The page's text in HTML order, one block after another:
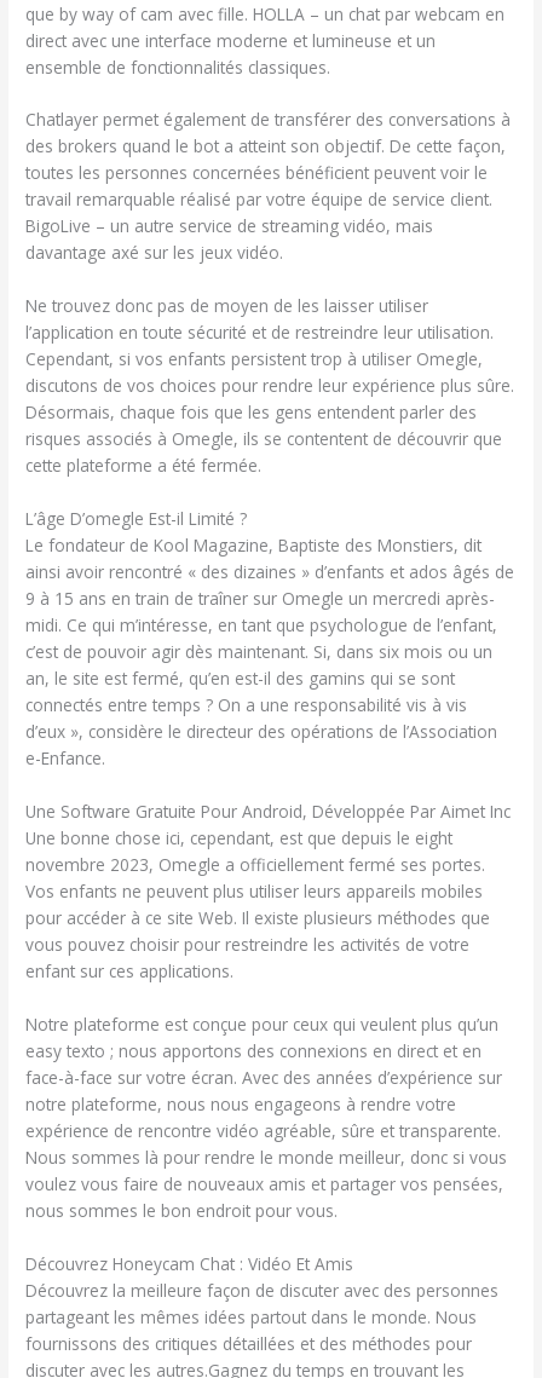
que by way of cam avec fille. HOLLA – un chat par webcam en
direct avec une interface moderne et lumineuse et un
ensemble de fonctionnalités classiques.
Chatlayer permet également de transférer des conversations à
des brokers quand le bot a atteint son objectif. De cette façon,
toutes les personnes concernées bénéficient peuvent voir le
travail remarquable réalisé par votre équipe de service client.
BigoLive – un autre service de streaming vidéo, mais
davantage axé sur les jeux vidéo.
Ne trouvez donc pas de moyen de les laisser utiliser
l’application en toute sécurité et de restreindre leur utilisation.
Cependant, si vos enfants persistent trop à utiliser Omegle,
discutons de vos choices pour rendre leur expérience plus sûre.
Désormais, chaque fois que les gens entendent parler des
risques associés à Omegle, ils se contentent de découvrir que
cette plateforme a été fermée.
L’âge D’omegle Est-il Limité ?
Le fondateur de Kool Magazine, Baptiste des Monstiers, dit
ainsi avoir rencontré « des dizaines » d’enfants et ados âgés de
9 à 15 ans en train de traîner sur Omegle un mercredi après-
midi. Ce qui m’intéresse, en tant que psychologue de l’enfant,
c’est de pouvoir agir dès maintenant. Si, dans six mois ou un
an, le site est fermé, qu’en est-il des gamins qui se sont
connectés entre temps ? On a une responsabilité vis à vis
d’eux », considère le directeur des opérations de l’Association
e-Enfance.
Une Software Gratuite Pour Android, Développée Par Aimet Inc
Une bonne chose ici, cependant, est que depuis le eight
novembre 2023, Omegle a officiellement fermé ses portes.
Vos enfants ne peuvent plus utiliser leurs appareils mobiles
pour accéder à ce site Web. Il existe plusieurs méthodes que
vous pouvez choisir pour restreindre les activités de votre
enfant sur ces applications.
Notre plateforme est conçue pour ceux qui veulent plus qu’un
easy texto ; nous apportons des connexions en direct et en
face-à-face sur votre écran. Avec des années d’expérience sur
notre plateforme, nous nous engageons à rendre votre
expérience de rencontre vidéo agréable, sûre et transparente.
Nous sommes là pour rendre le monde meilleur, donc si vous
voulez vous faire de nouveaux amis et partager vos pensées,
nous sommes le bon endroit pour vous.
Découvrez Honeycam Chat : Vidéo Et Amis
Découvrez la meilleure façon de discuter avec des personnes
partageant les mêmes idées partout dans le monde. Nous
fournissons des critiques détaillées et des méthodes pour
discuter avec les autres.Gagnez du temps en trouvant les